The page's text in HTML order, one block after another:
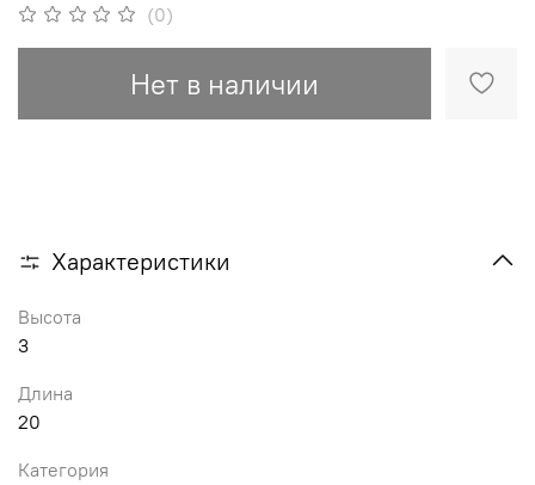
(0)
Нет в наличии
Характеристики
Высота
3
Длина
20
Категория